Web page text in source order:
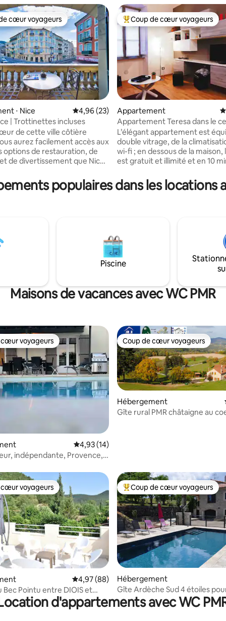
base de 114 commentaires : 4,84 sur 5
cœur voyageurs les plus appréciés
cœur voyageurs
⋅ Nice Évaluation moyenne sur la base de 23
4,96 (23)
| Trottinettes incluses
de cette ville côtière
aurez facilement accès aux
options de restauration, de
de divertissement que Nice
de sophistication et de
et plongez dans la riche
La célèbre Promenade des
trouve à quelques pas de
Coups de cœur voyageurs les
Coup de cœur voyageurs
Appartement
Appartement Teresa dans le
L’élégant appartement est
double vitrage, de la
wi-fi ; en dessous de la maison,
est gratuit et illimité et en 10
historique. Il est situé dans le
caractéristique de Rossini qui,
de loisirs, mais pourraient créer
nuisances pour les personnes
particulièrement sensibles aux
villes.
populaires dans les locations
Piscine
Maisons de vacances avec WC PMR
la base de 65 commentaires : 4,85 sur 5
cœur voyageurs
voyageurs
Évaluation moyenne sur la base de 14
4,93 (14)
indépendante, Provence,
Coup de cœur voyageurs
Coup de cœur voyageurs
Hébergement
Gîte rural PMR châtaigne au
la base de 68 commentaires : 4,9 sur 5
cœur voyageurs
voyageurs
Évaluation moyenne sur la base de 88
4,97 (88)
Bec Pointu entre DIOIS et
Coups de cœur voyageurs les
Coup de cœur voyageurs
Hébergement
Gîte Ardèche Sud 4 étoiles
personnes
d'appartements avec WC